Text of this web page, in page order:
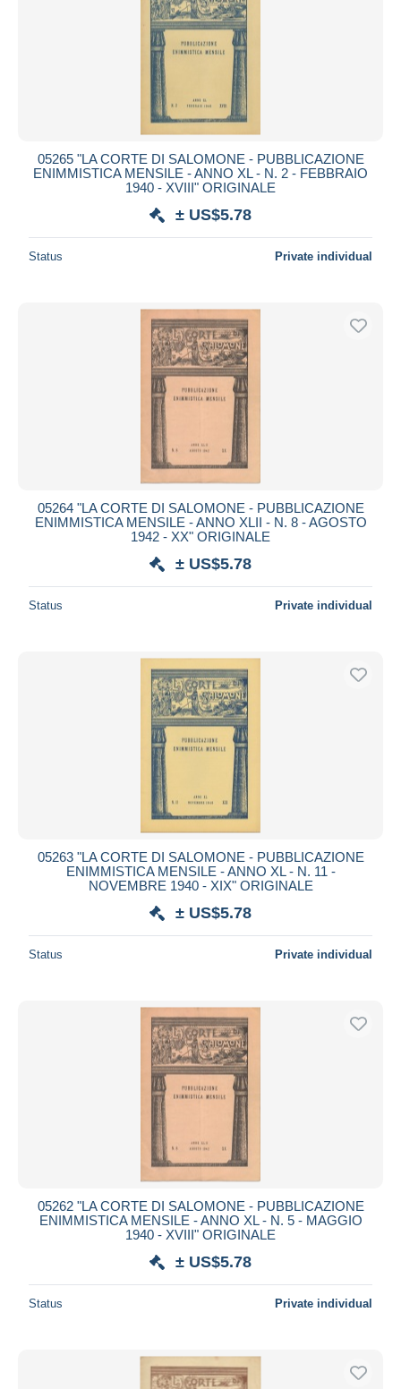
05265 "LA CORTE DI SALOMONE - PUBBLICAZIONE
ENIMMISTICA MENSILE - ANNO XL - N. 2 - FEBBRAIO
1940 - XVIII" ORIGINALE
± US$5.78
Status Private individual
05264 "LA CORTE DI SALOMONE - PUBBLICAZIONE
ENIMMISTICA MENSILE - ANNO XLII - N. 8 - AGOSTO
1942 - XX" ORIGINALE
± US$5.78
Status Private individual
05263 "LA CORTE DI SALOMONE - PUBBLICAZIONE
ENIMMISTICA MENSILE - ANNO XL - N. 11 -
NOVEMBRE 1940 - XIX" ORIGINALE
± US$5.78
Status Private individual
05262 "LA CORTE DI SALOMONE - PUBBLICAZIONE
ENIMMISTICA MENSILE - ANNO XL - N. 5 - MAGGIO
1940 - XVIII" ORIGINALE
± US$5.78
Status Private individual